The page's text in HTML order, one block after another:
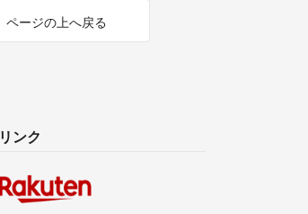
ページの上へ戻る
リンク